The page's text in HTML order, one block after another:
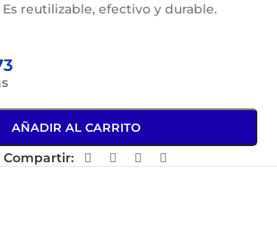
reutilizable, efectivo y durable.
AÑADIR AL CARRITO
Compartir: